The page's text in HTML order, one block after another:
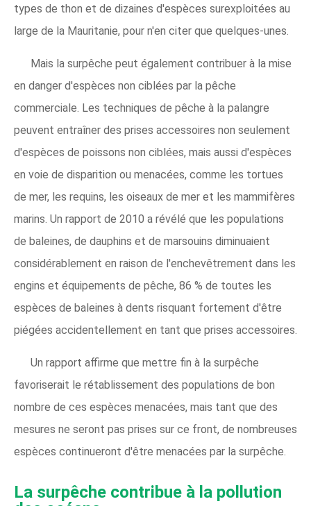
types de thon et de dizaines d'espèces surexploitées au
large de la Mauritanie, pour n'en citer que quelques-unes.
Mais la surpêche peut également contribuer à la mise
en danger d'espèces non ciblées par la pêche
commerciale. Les techniques de pêche à la palangre
peuvent entraîner des prises accessoires non seulement
d'espèces de poissons non ciblées, mais aussi d'espèces
en voie de disparition ou menacées, comme les tortues
de mer, les requins, les oiseaux de mer et les mammifères
marins. Un rapport de 2010 a révélé que les populations
de baleines, de dauphins et de marsouins diminuaient
considérablement en raison de l'enchevêtrement dans les
engins et équipements de pêche, 86 % de toutes les
espèces de baleines à dents risquant fortement d'être
piégées accidentellement en tant que prises accessoires.
Un rapport affirme que mettre fin à la surpêche
favoriserait le rétablissement des populations de bon
nombre de ces espèces menacées, mais tant que des
mesures ne seront pas prises sur ce front, de nombreuses
espèces continueront d'être menacées par la surpêche.
La surpêche contribue à la pollution